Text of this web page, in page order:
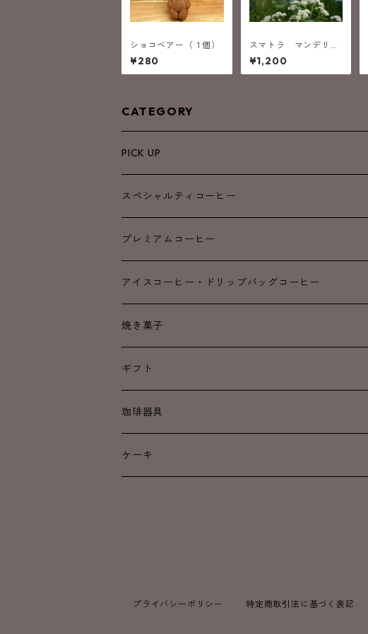
ショコベアー（１個）
¥280
スマトラ マンデリ
ン タノバタック
(中深煎り）
¥1,200
CATEGORY
PICK UP
NEW
SALE
スペシャルティコーヒー
ブレンド
浅煎り
中煎り
中深煎り
深煎り
プレミアムコーヒー
浅煎り
中煎り
中深煎り
深煎り
カフェインレス
アイスコーヒー・ドリップバッグコーヒー
焼き菓子
ギフト
ドリップコーヒー
焼き菓子
珈琲器具
ケーキ
プライバシーポリシー 特定商取引法に基づく表記